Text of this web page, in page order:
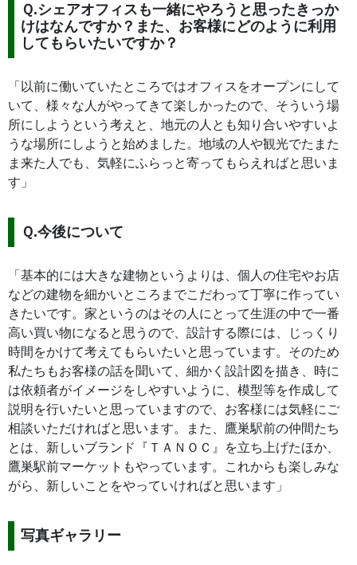
Ｑ.シェアオフィスも一緒にやろうと思ったきっか
けはなんですか？また、お客様にどのように利用
してもらいたいですか？
「以前に働いていたところではオフィスをオープンにして
いて、様々な人がやってきて楽しかったので、そういう場
所にしようという考えと、地元の人とも知り合いやすいよ
うな場所にしようと始めました。地域の人や観光でたまた
ま来た人でも、気軽にふらっと寄ってもらえればと思いま
す」
Ｑ.今後について
「基本的には大きな建物というよりは、個人の住宅やお店
などの建物を細かいところまでこだわって丁寧に作ってい
きたいです。家というのはその人にとって生涯の中で一番
高い買い物になると思うので、設計する際には、じっくり
時間をかけて考えてもらいたいと思っています。そのため
私たちもお客様の話を聞いて、細かく設計図を描き、時に
は依頼者がイメージをしやすいように、模型等を作成して
説明を行いたいと思っていますので、お客様には気軽にご
相談いただければと思います。また、鷹巣駅前の仲間たち
とは、新しいブランド『ＴＡＮＯＣ』を立ち上げたほか、
鷹巣駅前マーケットもやっています。これからも楽しみな
がら、新しいことをやっていければと思います」
写真ギャラリー